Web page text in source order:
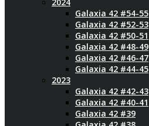
Galaxia 42 #54-55
Galaxia 42 #52-53
Galaxia 42 #50-51
Galaxia 42 #48-49
Galaxia 42 #46-47
Galaxia 42 #44-45
2023
Galaxia 42 #42-43
Galaxia 42 #40-41
Galaxia 42 #39